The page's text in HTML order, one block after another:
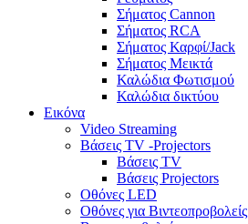
Σήματος Cannon
Σήματος RCA
Σήματος Καρφί/Jack
Σήματος Μεικτά
Καλώδια Φωτισμού
Καλώδια δικτύου
Εικόνα
Video Streaming
Βάσεις TV -Projectors
Βάσεις TV
Βάσεις Projectors
Οθόνες LED
Οθόνες για Βιντεοπροβολείς